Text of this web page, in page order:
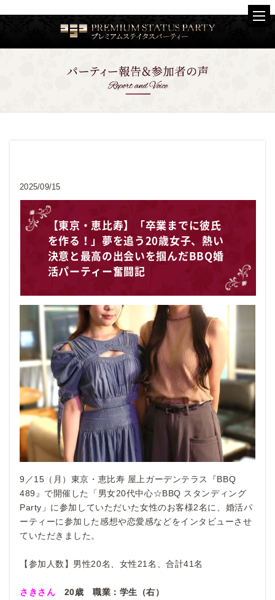
2025/09/15
【東京・恵比寿】「卒業までに彼氏
を作る！」夢を追う20歳女子、熱い
決意と最高の出会いを掴んだBBQ婚
活パーティー奮闘記
9／15（月） 東京・恵比寿 屋上ガーデンテラス『BBQ
489』で開催した「男女20代中心☆BBQ スタンディング
Party」に参加していただいた女性のお客様2名に、婚活パ
ーティーに参加した感想や恋愛感などをインタビューさせ
ていただきました。
【参加人数】男性20名、女性21名、合計41名
さきさん 20歳 職業：学生（右）